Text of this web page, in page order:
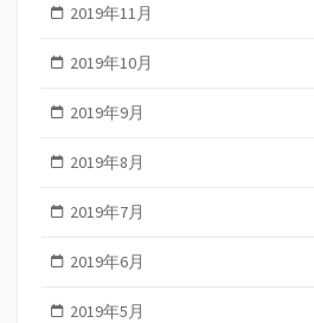
2019年11月
2019年10月
2019年9月
2019年8月
2019年7月
2019年6月
2019年5月